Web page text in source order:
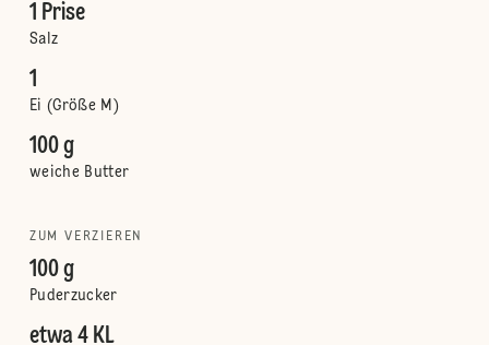
1 Prise
Salz
1
Ei (Größe M)
100 g
weiche Butter
ZUM VERZIEREN
100 g
Puderzucker
etwa 4 KL